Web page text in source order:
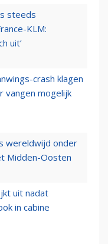
steeds
KLM:
uit’
crash klagen
vangen mogelijk
wereldwijd onder
Midden-Oosten
uit nadat
in cabine